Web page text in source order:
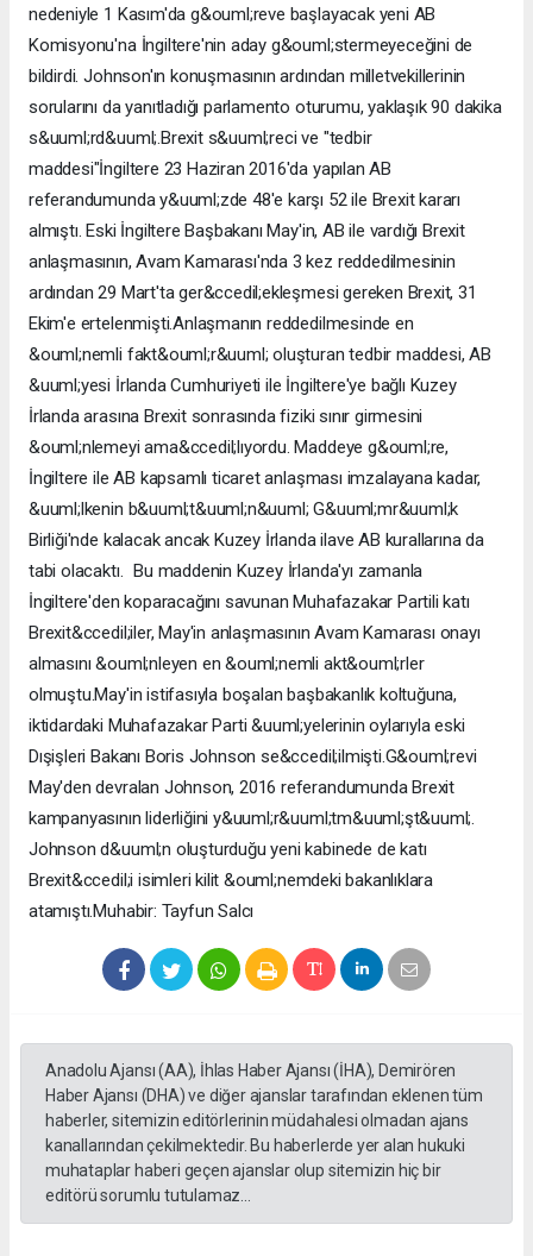
nedeniyle 1 Kasım'da g&ouml;reve başlayacak yeni AB
Komisyonu'na İngiltere'nin aday g&ouml;stermeyeceğini de
bildirdi. Johnson'ın konuşmasının ardından milletvekillerinin
sorularını da yanıtladığı parlamento oturumu, yaklaşık 90 dakika
s&uuml;rd&uuml;.Brexit s&uuml;reci ve "tedbir
maddesi"İngiltere 23 Haziran 2016'da yapılan AB
referandumunda y&uuml;zde 48'e karşı 52 ile Brexit kararı
almıştı. Eski İngiltere Başbakanı May'in, AB ile vardığı Brexit
anlaşmasının, Avam Kamarası'nda 3 kez reddedilmesinin
ardından 29 Mart'ta ger&ccedil;ekleşmesi gereken Brexit, 31
Ekim'e ertelenmişti.Anlaşmanın reddedilmesinde en
&ouml;nemli fakt&ouml;r&uuml; oluşturan tedbir maddesi, AB
&uuml;yesi İrlanda Cumhuriyeti ile İngiltere'ye bağlı Kuzey
İrlanda arasına Brexit sonrasında fiziki sınır girmesini
&ouml;nlemeyi ama&ccedil;lıyordu. Maddeye g&ouml;re,
İngiltere ile AB kapsamlı ticaret anlaşması imzalayana kadar,
&uuml;lkenin b&uuml;t&uuml;n&uuml; G&uuml;mr&uuml;k
Birliği'nde kalacak ancak Kuzey İrlanda ilave AB kurallarına da
tabi olacaktı. Bu maddenin Kuzey İrlanda'yı zamanla
İngiltere'den koparacağını savunan Muhafazakar Partili katı
Brexit&ccedil;iler, May'in anlaşmasının Avam Kamarası onayı
almasını &ouml;nleyen en &ouml;nemli akt&ouml;rler
olmuştu.May'in istifasıyla boşalan başbakanlık koltuğuna,
iktidardaki Muhafazakar Parti &uuml;yelerinin oylarıyla eski
Dışişleri Bakanı Boris Johnson se&ccedil;ilmişti.G&ouml;revi
May'den devralan Johnson, 2016 referandumunda Brexit
kampanyasının liderliğini y&uuml;r&uuml;tm&uuml;şt&uuml;.
Johnson d&uuml;n oluşturduğu yeni kabinede de katı
Brexit&ccedil;i isimleri kilit &ouml;nemdeki bakanlıklara
atamıştı.Muhabir: Tayfun Salcı
Anadolu Ajansı (AA), İhlas Haber Ajansı (İHA), Demirören
Haber Ajansı (DHA) ve diğer ajanslar tarafından eklenen tüm
haberler, sitemizin editörlerinin müdahalesi olmadan ajans
kanallarından çekilmektedir. Bu haberlerde yer alan hukuki
muhataplar haberi geçen ajanslar olup sitemizin hiç bir
editörü sorumlu tutulamaz...